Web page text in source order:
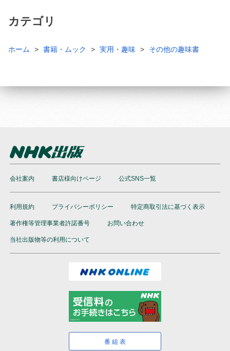
カテゴリ
ホーム 書籍・ムック 実用・趣味 その他の趣味書
会社案内 書店様向けページ 公式SNS一覧
利用規約 プライバシーポリシー 特定商取引法に基づく表示
著作権等管理事業者許諾番号 お問い合わせ
当社出版物等の利用について
番組表